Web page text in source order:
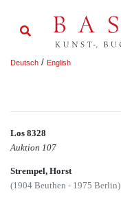
Deutsch / English
Los 8328
Auktion 107
Strempel, Horst
(1904 Beuthen - 1975 Berlin)